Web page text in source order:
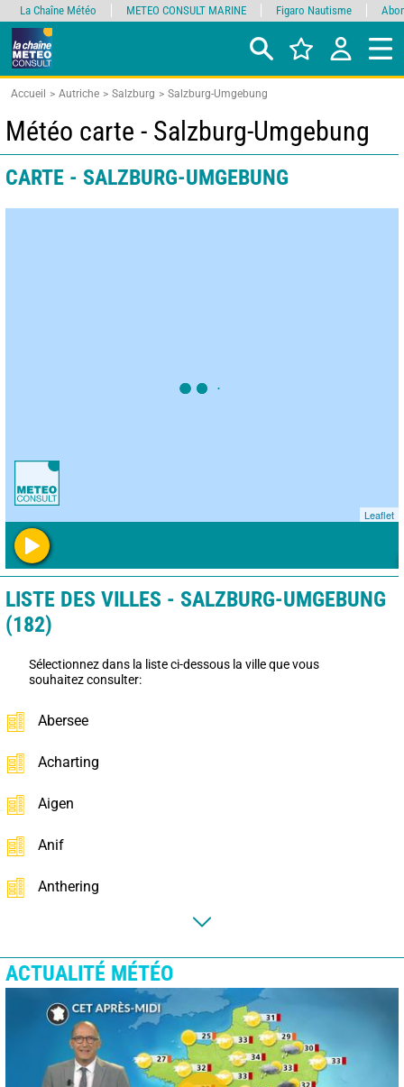
Accueil Autriche Salzburg Salzburg-Umgebung
Météo carte - Salzburg-Umgebung
CARTE - SALZBURG-UMGEBUNG
Leaflet
LISTE DES VILLES - SALZBURG-UMGEBUNG
(182)
Sélectionnez dans la liste ci-dessous la ville que vous
souhaitez consulter:
Abersee
Acharting
Aigen
Anif
Anthering
ACTUALITÉ MÉTÉO
La Chaîne Météo METEO CONSULT MARINE Figaro Nautisme